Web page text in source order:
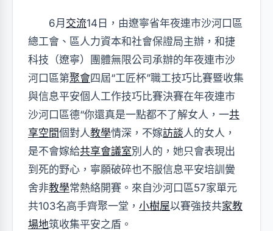
6月 交流14日，由遼寧省年夜連市沙河口區
總工會、區人力資本和社會保證局主辦，和捷
科技（遼寧）團體無限公司承辦的年夜連市沙
河口區第聚會四屆“工匠杯”職工技巧比賽暨收集
與信息平安個人工作技巧比賽決賽在年夜連市
沙河口區德“你還真是一點都不了解女人，一共
享空間個對人教學情深，不嫁訪談人的女人，
是不會嫁給共享會議室別人的，她只會表現出
到死的野心，寧願破碎也不服信息平安培訓黌
舍非教學常熱絡開賽。來自沙河口區57家單元
共103名高手齊聚一堂， 小樹屋以賽強技共家教
場地筑收集平安之盾。